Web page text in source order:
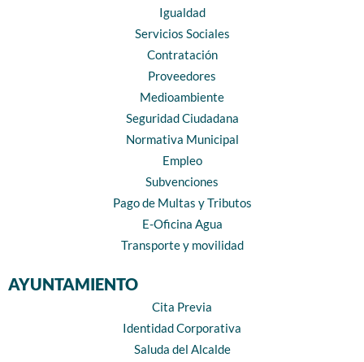
Igualdad
Servicios Sociales
Contratación
Proveedores
Medioambiente
Seguridad Ciudadana
Normativa Municipal
Empleo
Subvenciones
Pago de Multas y Tributos
E-Oficina Agua
Transporte y movilidad
AYUNTAMIENTO
Cita Previa
Identidad Corporativa
Saluda del Alcalde